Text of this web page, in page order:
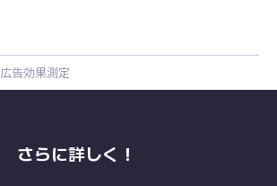
広告効果測定
さらに詳しく！